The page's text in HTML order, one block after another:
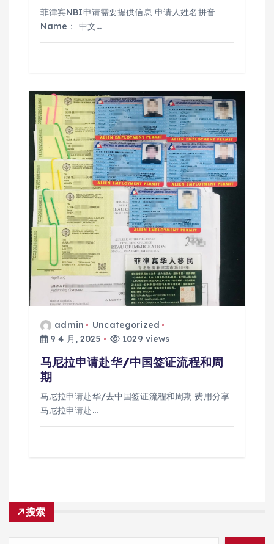
菲律宾NBI申请需要提供信息 申请人姓名拼音
Name： 中文…
admin
Uncategorized
9 4 月, 2025
1029 views
马尼拉申请赴华/中国签证流程和周
期
马尼拉申请赴华/去中国签证流程和周期 费用分享
马尼拉申请赴…
搜索